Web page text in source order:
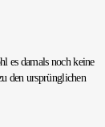
es damals noch keine
den ursprünglichen